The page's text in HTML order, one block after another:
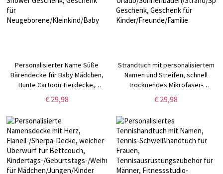
Personalisierter Name Süße
Bärendecke für Baby Mädchen,
Bunte Cartoon Tierdecke,
Kinderzimmer Dekor, Baby
Shower Geschenk, Geschenk für
Neugeborene/Kleinkind/Baby
€ 29,98
Strandtuch mit personalisiertem
Namen und Streifen, schnell
trocknendes Mikrofaser-
Badetuch,
Urlaub/Sonnenbaden/Strand/Spa/
Kinder/Freunde/Familie
€ 29,98